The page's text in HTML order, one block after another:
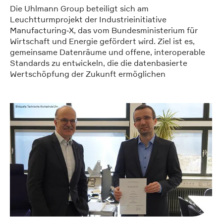
Die Uhlmann Group beteiligt sich am
Leuchtturmprojekt der Industrieinitiative
Manufacturing‑X, das vom Bundesministerium für
Wirtschaft und Energie gefördert wird. Ziel ist es,
gemeinsame Datenräume und offene, interoperable
Standards zu entwickeln, die die datenbasierte
Wertschöpfung der Zukunft ermöglichen